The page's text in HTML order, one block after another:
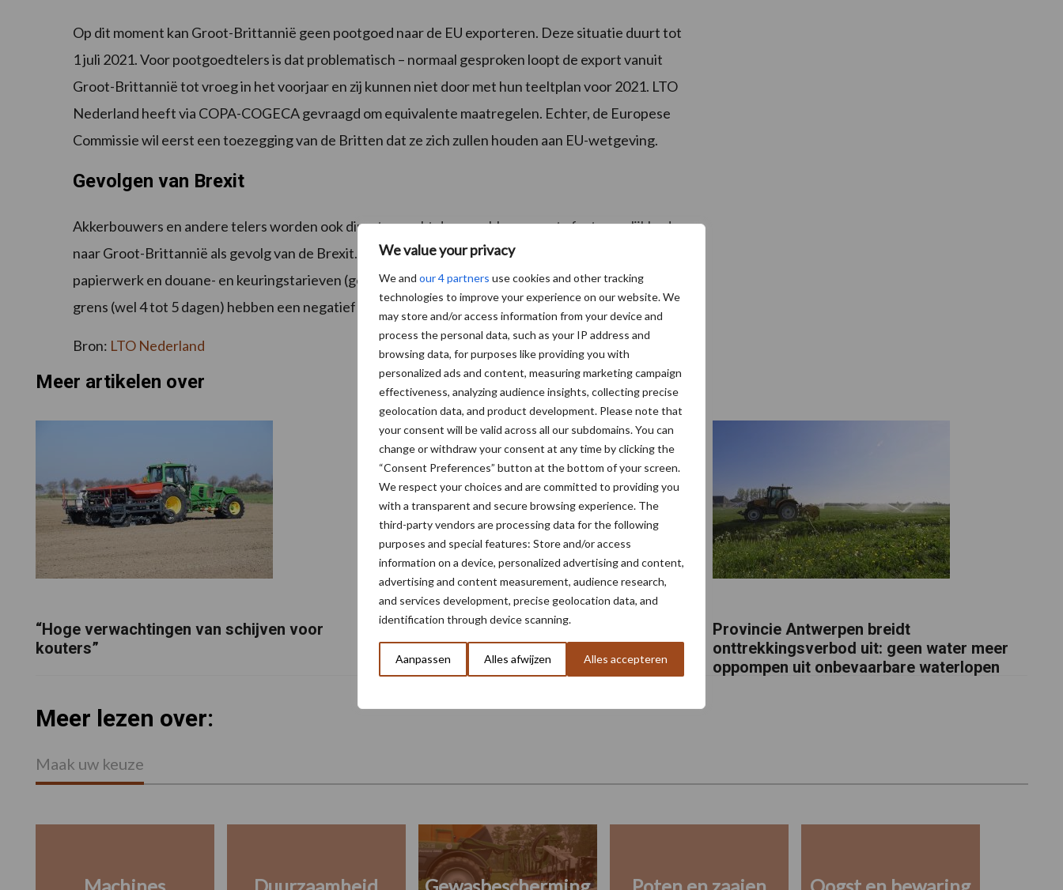
We value your privacy
We and our 4 partners use cookies and other tracking
technologies to improve your experience on our website. We
may store and/or access information from your device and
process the personal data, such as your IP address and
browsing data, for purposes like providing you with
personalized ads and content, measuring marketing campaign
effectiveness, analyzing audience insights, collecting precise
geolocation data, and product development. Please note that
your consent will be valid across all our subdomains. You can
change or withdraw your consent at any time by clicking the
“Consent Preferences” button at the bottom of your screen.
We respect your choices and are committed to providing you
with a transparent and secure browsing experience. The
third-party vendors are processing data for the following
purposes and special features: Store and/or access
information on a device, personalized advertising and content,
advertising and content measurement, audience research,
and services development, precise geolocation data, and
identification through device scanning.
Aanpassen Alles afwijzen Alles accepteren
Op dit moment kan Groot-Brittannië geen pootgoed naar de EU exporteren. Deze situatie duurt tot
1 juli 2021. Voor pootgoedtelers is dat problematisch – normaal gesproken loopt de export vanuit
Groot-Brittannië tot vroeg in het voorjaar en zij kunnen niet door met hun teeltplan voor 2021. LTO
Nederland heeft via COPA-COGECA gevraagd om equivalente maatregelen. Echter, de Europese
Commissie wil eerst een toezegging van de Britten dat ze zich zullen houden aan EU-wetgeving.
Gevolgen van Brexit
Akkerbouwers en andere telers worden ook direct geraakt door problemen met afzetmogelijkheden
naar Groot-Brittannië als gevolg van de Brexit. Zowel kostenstijgingen door bijvoorbeeld extra
papierwerk en douane- en keuringstarieven (geschat op 8-10%) als langere doorlooptijden aan de
grens (wel 4 tot 5 dagen) hebben een negatief effect.
Bron: LTO Nederland
Meer artikelen over
“Hoge verwachtingen van schijven voor
kouters”
Nieuwe compacte gedragen
pootcombinatie van AVR
Provincie Antwerpen breidt
onttrekkingsverbod uit: geen water meer
oppompen uit onbevaarbare waterlopen
Meer lezen over:
Maak uw keuze